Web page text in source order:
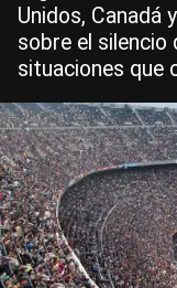
Unidos, Canadá
sobre el
situaciones que